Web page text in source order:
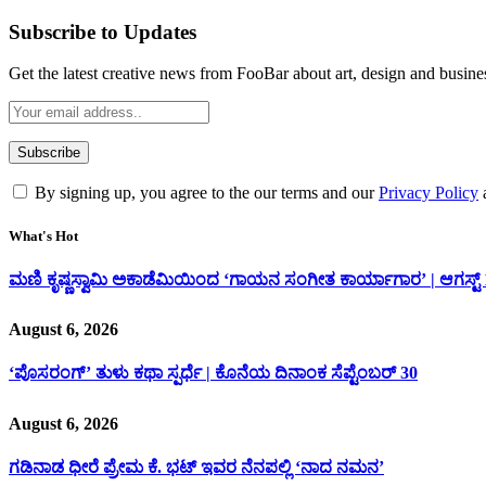
Subscribe to Updates
Get the latest creative news from FooBar about art, design and
By signing up, you agree to the our terms and ourPrivacy Policy
What's Hot
ಮಣಿ ಕೃಷ್ಣಸ್ವಾಮಿ ಅಕಾಡೆಮಿಯಿಂದ ‘ಗಾಯನ ಸಂಗೀತ ಕಾರ್ಯಾಗಾರ’ | ಆಗಸ್ಟ್
August 6, 2026
‘ಪೊಸರಂಗ್’ ತುಳು ಕಥಾ ಸ್ಪರ್ಧೆ | ಕೊನೆಯ ದಿನಾಂಕ ಸೆಪ್ಟೆಂಬರ್ 30
August 6, 2026
ಗಡಿನಾಡ ಧೀರೆ ಪ್ರೇಮ ಕೆ. ಭಟ್ ಇವರ ನೆನಪಲ್ಲಿ ‘ನಾದ ನಮನ’